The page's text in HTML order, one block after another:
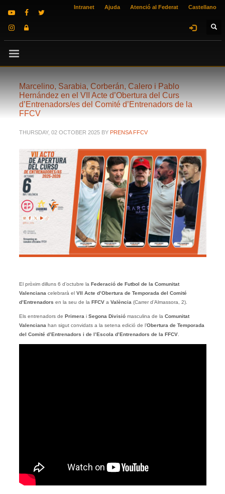
Intranet Ajuda Atenció al Federat Castellano
Marcelino, Sarabia, Corberán, Calero i Pablo
Hernández en el VII Acte d’Obertura del Curs
d’Entrenadors/es del Comité d’Entrenadors de la
FFCV
THURSDAY, 02 OCTOBER 2025 BY PRENSA FFCV
El pròxim dilluns 6 d’octubre la Federació de Futbol de la Comunitat
Valenciana celebrarà el VII Acte d’Obertura de Temporada del Comité
d’Entrenadors en la seu de la FFCVa València (Carrer d’Almassora, 2).
Els entrenadors de Primera iSegona Divisiómasculina de la Comunitat
Valenciana han sigut convidats a la setena edició de l’Obertura de Temporada
del Comité d’Entrenadors i de l’Escola d’Entrenadors de la FFCV.